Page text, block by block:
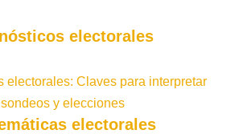
electorales
electorales